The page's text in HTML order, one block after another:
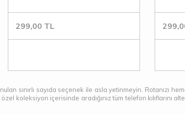
299,00 TL
sınırlı sayıda seçenek ile asla yetinmeyin. Rotanızı
koleksiyon içerisinde aradığınız tüm telefon